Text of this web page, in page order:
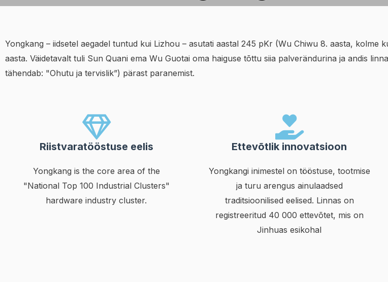
Yongkang – iidsetel aegadel tuntud kui Lizhou – asutati aastal 245 pKr (Wu Chiwu 8. aasta, kolme
aasta. Väidetavalt tuli Sun Quani ema Wu Guotai oma haiguse tõttu siia palverändurina ja andis
tähendab: "Ohutu ja tervislik”) pärast paranemist.
Riistvaratööstuse eelis
Yongkang is the core area of the
"National Top 100 Industrial Clusters"
hardware industry cluster.
Ettevõtlik innovatsioon
Yongkangi inimestel on tööstuse, tootmise
ja turu arengus ainulaadsed
traditsioonilised eelised. Linnas on
registreeritud 40 000 ettevõtet, mis on
Jinhuas esikohal